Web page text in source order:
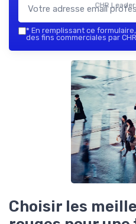
CHR
* En remplissant ce
des fins commerciales par
Choisir les